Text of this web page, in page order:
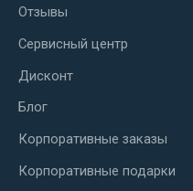
Отзывы
Сервисный центр
Дисконт
Блог
Корпоративные заказы
Корпоративные подарки